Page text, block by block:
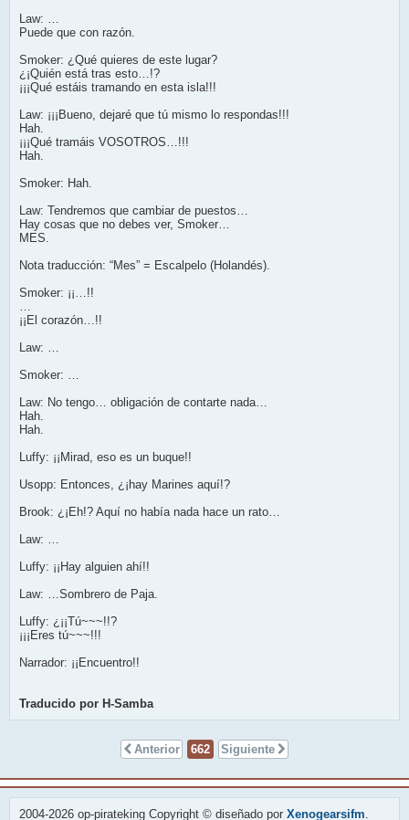
Law: …
Puede que con razón.
Smoker: ¿Qué quieres de este lugar?
¿¡Quién está tras esto…!?
¡¡¡Qué estáis tramando en esta isla!!!
Law: ¡¡¡Bueno, dejaré que tú mismo lo respondas!!!
Hah.
¡¡¡Qué tramáis VOSOTROS…!!!
Hah.
Smoker: Hah.
Law: Tendremos que cambiar de puestos…
Hay cosas que no debes ver, Smoker…
MES.
Nota traducción: “Mes” = Escalpelo (Holandés).
Smoker: ¡¡…!!
…
¡¡El corazón…!!
Law: …
Smoker: …
Law: No tengo… obligación de contarte nada…
Hah.
Hah.
Luffy: ¡¡Mirad, eso es un buque!!
Usopp: Entonces, ¿¡hay Marines aquí!?
Brook: ¿¡Eh!? Aquí no había nada hace un rato…
Law: …
Luffy: ¡¡Hay alguien ahí!!
Law: …Sombrero de Paja.
Luffy: ¿¡¡Tú~~~!!?
¡¡¡Eres tú~~~!!!
Narrador: ¡¡Encuentro!!
Traducido por H-Samba
Anterior 662 Siguiente
2004-2026 op-pirateking Copyright © diseñado por Xenogearsifm.